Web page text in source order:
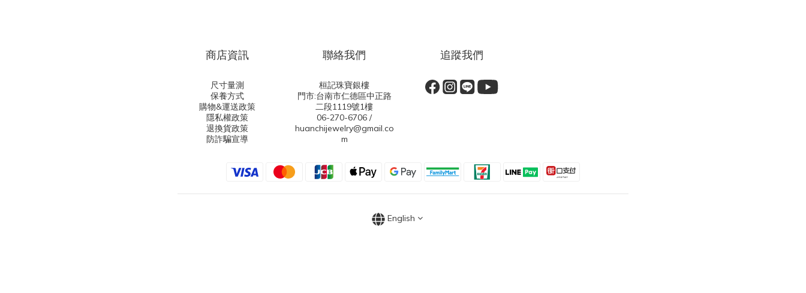
商店資訊
尺寸量測
保養方式
購物&運送政策
隱私權政策
退換貨政策
防詐騙宣導
聯絡我們
桓記珠寶銀樓
門市:台南市仁德區中正路
二段1119號1樓
06-270-6706 /
huanchijewelry@gmail.co
m
追蹤我們
English